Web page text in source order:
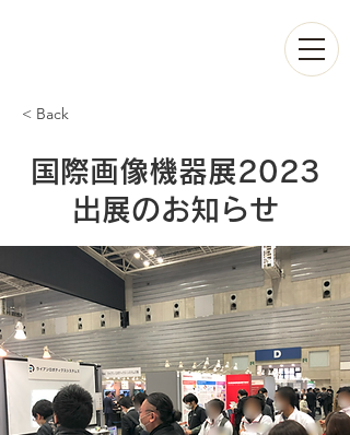
< Back
国際画像機器展2023
出展のお知らせ